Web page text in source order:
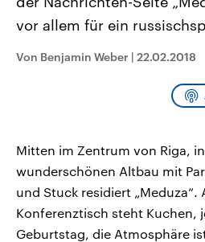
Sachsen-Anhalt wählt am 6.
September 2026 einen neuen
Bundesland von einer Koalition aus
CDU, SPD und FDP regiert.-
Wahlprogramme, aktuelle Berichte
und Hintergründe zu den Parteien
Programm
vor allem für ein
Von Benjamin Weber | 22.02.2018
Mitten im Zentrum von Riga,
wunderschönen Altbau mit
und Stuck residiert „Meduza“.
Konferenztisch steht Kuchen,
Geburtstag, die Atmosphäre